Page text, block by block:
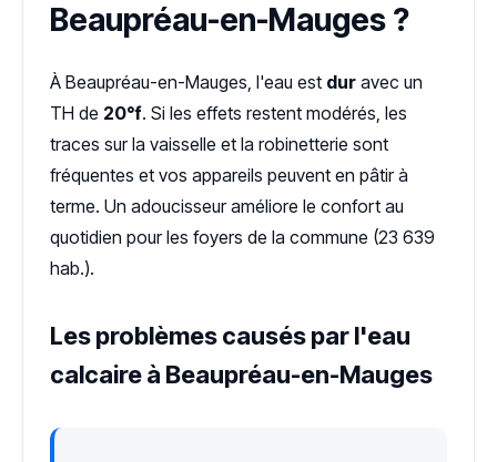
Beaupréau-en-Mauges ?
À Beaupréau-en-Mauges, l'eau est dur avec un
TH de 20°f. Si les effets restent modérés, les
traces sur la vaisselle et la robinetterie sont
fréquentes et vos appareils peuvent en pâtir à
terme. Un adoucisseur améliore le confort au
quotidien pour les foyers de la commune (23 639
hab.).
Les problèmes causés par l'eau
calcaire à Beaupréau-en-Mauges